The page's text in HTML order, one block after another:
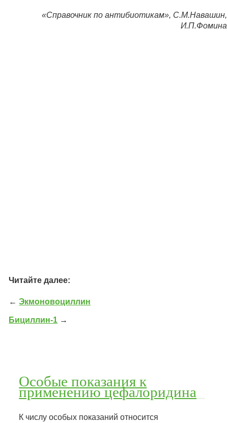
«Справочник по антибиотикам», С.М.Навашин,
И.П.Фомина
Читайте далее:
←Экмоновоциллин
Бициллин-1 →
Особые показания к
применению цефалоридина
К числу особых показаний относится